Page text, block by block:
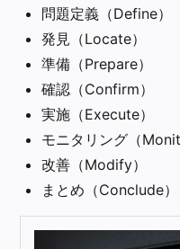
問題定義（Define）
発見（Locate）
準備（Prepare）
確認（Confirm）
実施（Execute）
モニタリング（
改善（Modify）
まとめ（Conclude）